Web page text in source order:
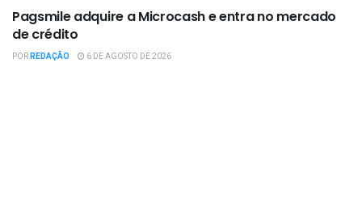
Pagsmile adquire a Microcash e entra no mercado
de crédito
PORREDAÇÃO 6 DE AGOSTO DE 2026